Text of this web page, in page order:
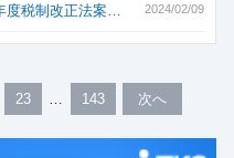
2024/02/09
税制改正法案…
23 143 次へ